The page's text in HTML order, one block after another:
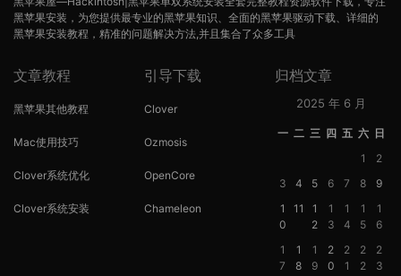
黑苹果安装，为您提供最专业的黑苹果知识、全面的黑苹果驱动下载、详细的
黑苹果安装教程，精准的问题解决方法,并且集合了众多工具
文章教程
黑苹果其他教程
Mac使用技巧
Clover系统优化
Clover系统安装
引导下载
Clover
Ozmosis
OpenCore
Chameleon
归档文章
2025 年 6 月
一 二 三 四 五 六 日
1
2
3
4 5 6 7 8
9
1
0
11
1
2
1
3
1
4
1
5
1
6
1
7
1
8
1
9
2
0
2
1
2
2
2
3